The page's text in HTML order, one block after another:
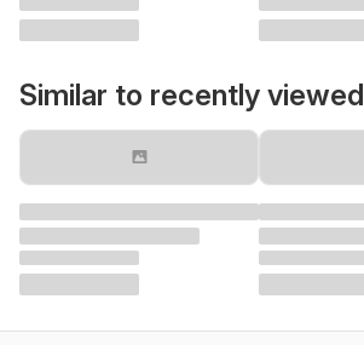
Similar to recently viewed